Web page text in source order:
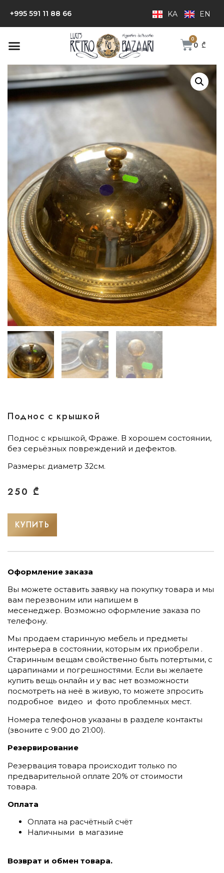
+995 591 11 88 66 KA EN
0 ₾
Поднос с крышкой
Поднос с крышкой, Фраже. В хорошем состоянии,
без серьёзных повреждений и дефектов.
Размеры: диаметр 32см.
250 ₾
КУПИТЬ
Оформление заказа
Вы можете оставить заявку на покупку товара и мы
вам перезвоним или напишем в
месенеджер. Возможно оформление заказа по
телефону.
Мы продаем старинную мебель и предметы
интерьера в состоянии, которым их приобрели .
Старинным вещам свойственно быть потертыми, с
царапинами и погрешностями. Если вы желаете
купить вещь онлайн и у вас нет возможности
посмотреть на неё в живую, то можете зпросить
подробное видео и фото проблемных мест.
Номера телефонов указаны в разделе контакты
(звоните c 9:00 до 21:00).
Резервирование
Резервация товара происходит только по
предварительной оплате 20% от стоимости
товара.
Оплата
Оплата на расчётный счёт
Наличными в магазине
Возврат и обмен товара.